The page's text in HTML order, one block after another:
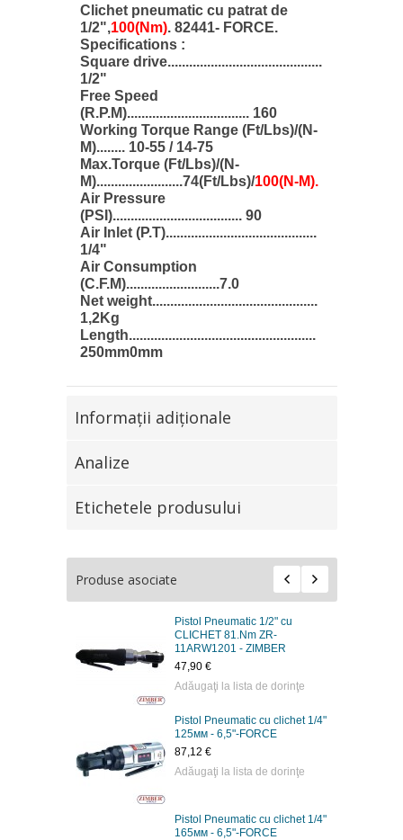
Clichet pneumatic cu patrat de
1/2",100(Nm). 82441- FORCE.
Specifications :
Square drive...........................................
1/2"
Free Speed
(R.P.M).................................. 160
Working Torque Range (Ft/Lbs)/(N-
M)........ 10-55 / 14-75
Max.Torque (Ft/Lbs)/(N-
M)........................74(Ft/Lbs)/100(N-M).
Air Pressure
(PSI).................................... 90
Air Inlet (P.T)..........................................
1/4"
Air Consumption
(C.F.M)..........................7.0
Net weight..............................................
1,2Kg
Length....................................................
250mm0mm
Informaţii adiţionale
Analize
Etichetele produsului
Produse asociate
Pistol Pneumatic 1/2" cu
CLICHET 81.Nm ZR-
11ARW1201 - ZIMBER
47,90 €
Adăugaţi la lista de dorinţe
Pistol Pneumatic cu clichet 1/4"
125мм - 6,5"-FORCE
87,12 €
Adăugaţi la lista de dorinţe
Pistol Pneumatic cu clichet 1/4"
165мм - 6,5"-FORCE